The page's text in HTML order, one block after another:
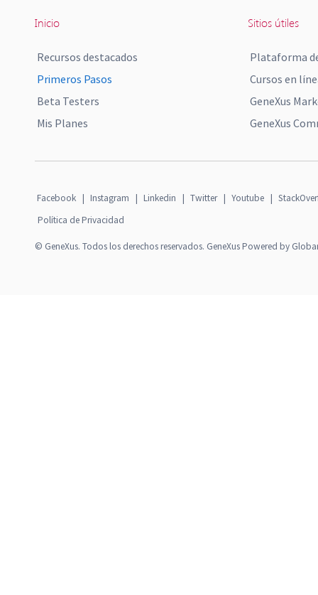
Inicio
Recursos destacados
Primeros Pasos
Beta Testers
Mis Planes
Sitios útiles
Plataforma
Cursos en
GeneXus
GeneXus
Facebook | Instagram | Linkedin | Twitter | Youtube |
Política de Privacidad
© GeneXus. Todos los derechos reservados. GeneXus Powered by